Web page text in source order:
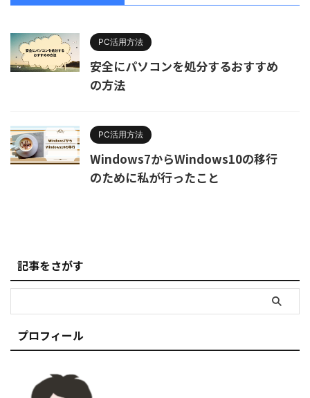
PC活用方法
安全にパソコンを処分するおすすめ
の方法
PC活用方法
Windows7からWindows10の移行
のために私が行ったこと
記事をさがす
プロフィール